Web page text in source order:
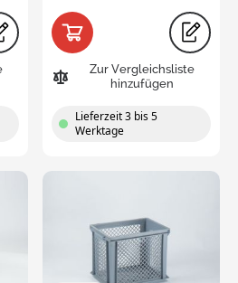
Zur Vergleichsliste
hinzufügen
Lieferzeit 3 bis 5
Werktage